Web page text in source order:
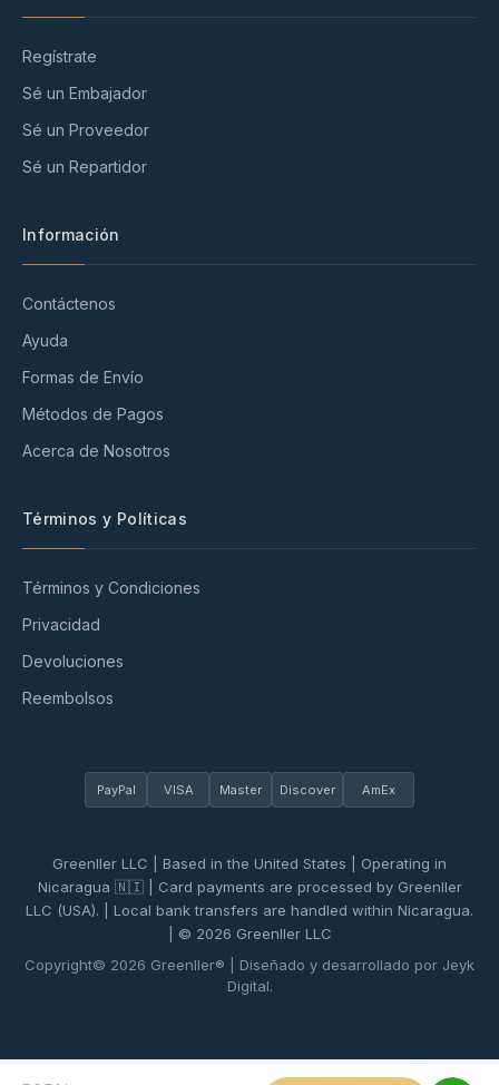
Regístrate
Sé un Embajador
Sé un Proveedor
Sé un Repartidor
Información
Contáctenos
Ayuda
Formas de Envío
Métodos de Pagos
Acerca de Nosotros
Términos y Políticas
Términos y Condiciones
Privacidad
Devoluciones
Reembolsos
PayPal VISA Master Discover AmEx
Greenller LLC | Based in the United States | Operating in
Nicaragua 🇳🇮 | Card payments are processed by Greenller
LLC (USA). | Local bank transfers are handled within Nicaragua.
| © 2026 Greenller LLC
Copyright© 2026 Greenller® | Diseñado y desarrollado por Jeyk
Digital.
0